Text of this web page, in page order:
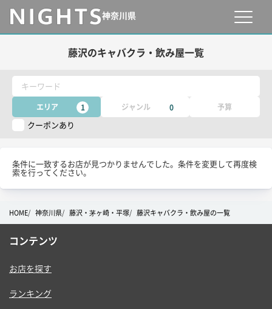
神奈川県
藤沢のキャバクラ・飲み屋一覧
キーワード
エリア 1 ジャンル 0 予算
クーポンあり
条件に一致するお店が見つかりませんでした。条件を変更して再度検
索を行ってください。
HOME 神奈川県 藤沢・茅ヶ崎・平塚 藤沢キャバクラ・飲み屋の一覧
コンテンツ
お店を探す
ランキング